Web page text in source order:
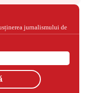
jurnalismului de